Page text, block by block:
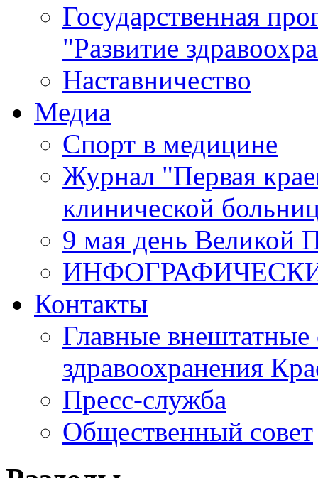
Государственная
"Развитие
Наставничество
Медиа
Спорт в медицине
Журнал "Первая
клинической
9 мая день Великой
Контакты
Главные внештатные
здравоохранения
Пресс-служба
Общественный совет